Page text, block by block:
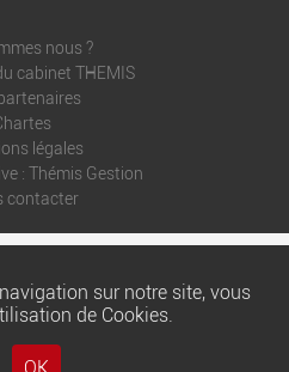
nous ?
cabinet THEMIS
légales
: Thémis Gestion
contacter
sur notre site, vous
de Cookies.